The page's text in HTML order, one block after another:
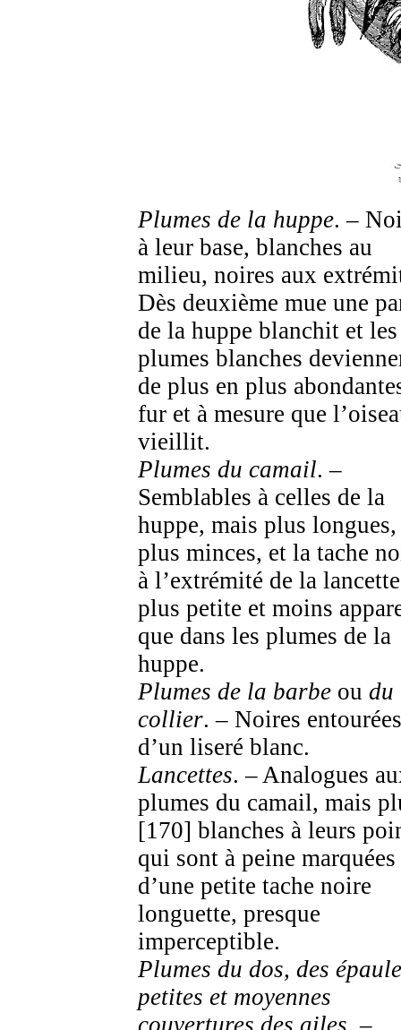
Plumes de la huppe. –
à leur base, blanches au
milieu, noires aux
Dès deuxième mue une
de la huppe blanchit et les
plumes blanches
de plus en plus
fur et à mesure que
vieillit.
Plumes du camail. –
Semblables à celles de la
huppe, mais plus longues,
plus minces, et la tache
à l’extrémité de la
plus petite et moins
que dans les plumes de la
huppe.
Plumes de la barbe ou du
collier. – Noires entourées
d’un liseré blanc.
Lancettes. – Analogues
plumes du camail, mais
[170] blanches à leurs
qui sont à peine marquées
d’une petite tache noire
longuette, presque
imperceptible.
Plumes du dos, des
petites et moyennes
couvertures des ailes. –